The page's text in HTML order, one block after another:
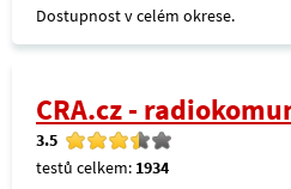
Dostupnost v celém okrese.
CRA.cz -
3.5
testů celkem: 1934